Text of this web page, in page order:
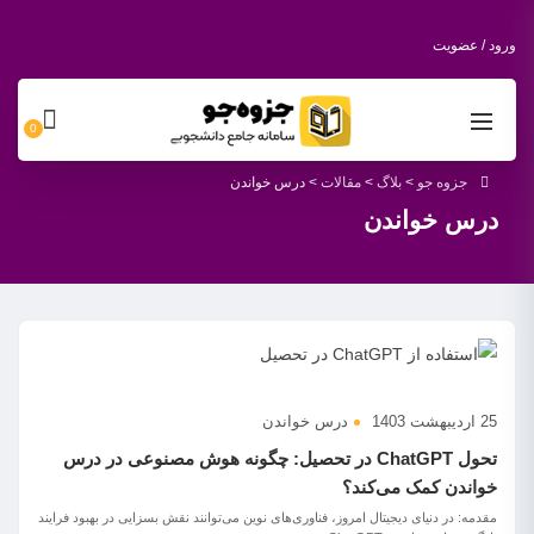
ورود / عضویت
0
جزوه جو > بلاگ > مقالات > درس خواندن
درس خواندن
25 اردیبهشت 1403 درس خواندن
تحول ChatGPT در تحصیل: چگونه هوش مصنوعی در درس
خواندن کمک می‌کند؟
مقدمه: در دنیای دیجیتال امروز، فناوری‌های نوین می‌توانند نقش بسزایی در بهبود فرایند